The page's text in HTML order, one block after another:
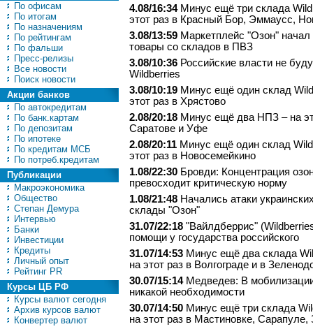
По офисам
По итогам
По назначениям
По рейтингам
По фальши
Пресс-релизы
Все новости
Поиск новости
Акции банков
По автокредитам
По банк.картам
По депозитам
По ипотеке
По кредитам МСБ
По потреб.кредитам
Публикации
Макроэкономика
Общество
Степан Демура
Интервью
Банки
Инвестиции
Кредиты
Личный опыт
Рейтинг PR
Курсы ЦБ РФ
Курсы валют сегодня
Архив курсов валют
Конвертер валют
4.08/16:34 Минус ещё три склада
этот раз в Красный Бор, Эммаусс,
3.08/13:59 Маркетплейс "Озон" начал
товары со складов в ПВЗ
3.08/10:36 Российские власти не
Wildberries
3.08/10:19 Минус ещё один склад
этот раз в Хрястово
2.08/20:18 Минус ещё два НПЗ – на
Саратове и Уфе
2.08/20:11 Минус ещё один склад
этот раз в Новосемейкино
1.08/22:30 Бровди: Концентрация
превосходит критическую норму
1.08/21:48 Начались атаки
склады "Озон"
31.07/22:18 "Вайлдберрис"
помощи у государства российского
31.07/14:53 Минус ещё два склада
на этот раз в Волгограде и в
30.07/15:14 Медведев: В
никакой необходимости
30.07/14:50 Минус ещё три склада
на этот раз в Мастиновке, Сарапуле,